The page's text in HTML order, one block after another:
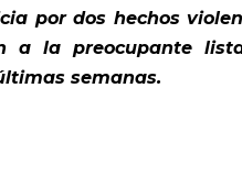
por dos hechos
a la preocupante
semanas.